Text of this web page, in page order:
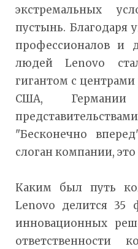
экстремальных
пустынь. Благодаря
профессионалов и
людей Lenovo
гигантом с
США,
"Бесконечно
слоган компании,
Каким был путь
Lenovo делится 35
инновационных
ответственности